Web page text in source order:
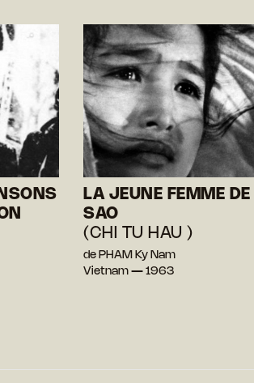
LA JEUNE FEMME
SAO
(CHI TU HAU )
de PHAM Ky Nam
Vietnam — 1963